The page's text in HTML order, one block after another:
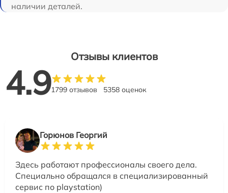
наличии деталей.
Отзывы клиентов
4.91799 отзывов 5358 оценок
Горюнов Георгий
Здесь работают профессионалы своего дела.
Специально обращался в специализированный
сервис по playstation)